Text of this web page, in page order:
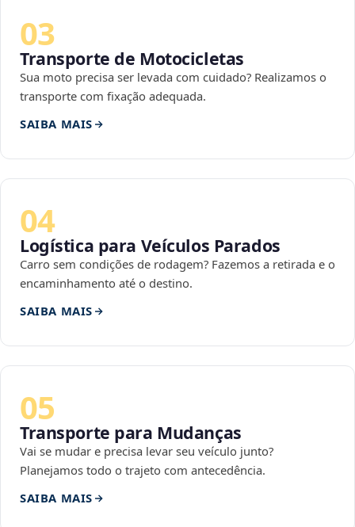
03
Transporte de Motocicletas
Sua moto precisa ser levada com cuidado? Realizamos o
transporte com fixação adequada.
SAIBA MAIS
04
Logística para Veículos Parados
Carro sem condições de rodagem? Fazemos a retirada e o
encaminhamento até o destino.
SAIBA MAIS
05
Transporte para Mudanças
Vai se mudar e precisa levar seu veículo junto?
Planejamos todo o trajeto com antecedência.
SAIBA MAIS